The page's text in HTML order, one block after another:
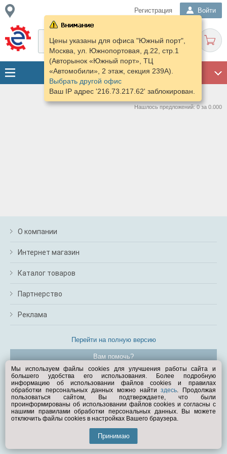
Регистрация Войти
Цены указаны для офиса "Южный порт",
Москва, ул. Южнопортовая, д.22, стр.1
(Авторынок «Южный порт», ТЦ
«Автомобили», 2 этаж, секция 239А).
Выбрать другой офис
Ваш IP адрес '216.73.217.62' заблокирован.
Нашлось предложений: 0 за 0.000
О компании
Интернет магазин
Каталог товаров
Партнерство
Реклама
Перейти на полную версию
Вам помочь?
© Exist.ru 1998—2026
Мы используем файлы cookies для улучшения работы сайта и
большего удобства его использования. Более подробную
информацию об использовании файлов cookies и правилах
обработки персональных данных можно найтиздесь. Продолжая
пользоваться сайтом, Вы подтверждаете, что были
проинформированы об использовании файлов cookies и согласны с
нашими правилами обработки персональных данных. Вы можете
отключить файлы cookies в настройках Вашего браузера.
Принимаю